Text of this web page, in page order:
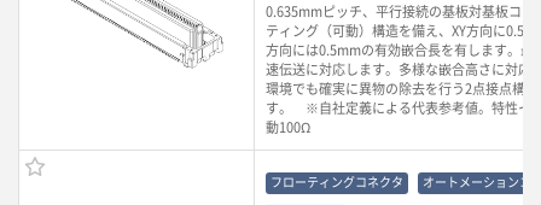
0.635mmピッチ、平行接続の基板対基板コネ
ティング（可動）構造を備え、XY方向に
方向には0.5mmの有効嵌合長を有します。
速伝送に対応します。多様な嵌合高さに対応
環境でも確実に異物の除去を行う2点接点構
す。 ※自社定義による代表参考値。特性イ
動100Ω
フローティングコネクタ オートメーションコ